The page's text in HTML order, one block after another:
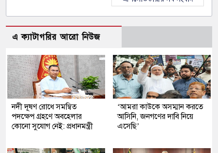
এ ক্যাটাগরির আরো নিউজ
নদী দূষণ রোধে সমন্বিত
পদক্ষেপ গ্রহণে অবহেলার
কোনো সুযোগ নেই: প্রধানমন্ত্রী
‘আমরা কাউকে অসম্মান করতে
আসিনি, জনগণের দাবি নিয়ে
এসেছি’